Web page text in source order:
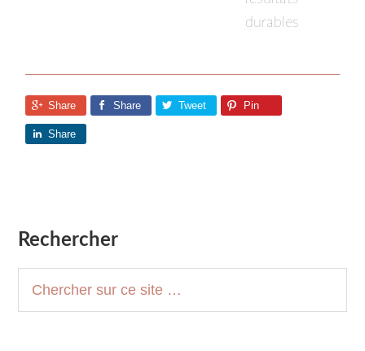
durables
Share Share Tweet Pin
Share
Barre
latérale
Rechercher
sur